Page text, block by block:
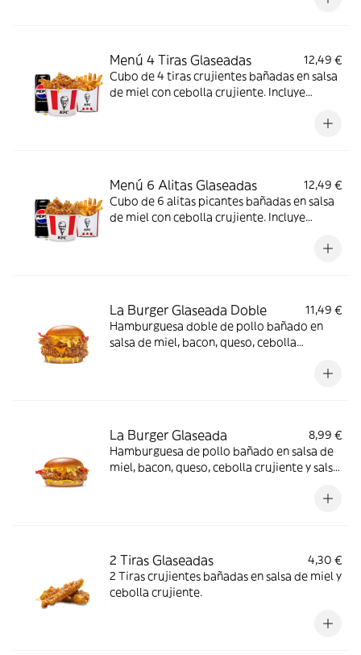
Menú 4 Tiras Glaseadas
12,49 €
Cubo de 4 tiras crujientes bañadas en salsa
de miel con cebolla crujiente. Incluye
Menú 6 Alitas Glaseadas
12,49 €
Cubo de 6 alitas picantes bañadas en salsa
de miel con cebolla crujiente. Incluye
La Burger Glaseada Doble
11,49 €
Hamburguesa doble de pollo bañado en
salsa de miel, bacon, queso, cebolla
La Burger Glaseada
8,99 €
Hamburguesa de pollo bañado en salsa de
miel, bacon, queso, cebolla crujiente y salsa
2 Tiras Glaseadas
4,30 €
2 Tiras crujientes bañadas en salsa de miel y
cebolla crujiente.